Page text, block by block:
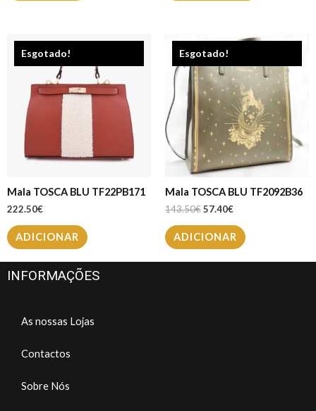
Esgotado!
Mala TOSCA BLU TF22PB171
222.50€
ADICIONAR
Esgotado!
Mala TOSCA BLU TF2092B36
143.50€57.40€
ADICIONAR
INFORMAÇÕES
As nossas Lojas
Contactos
Sobre Nós